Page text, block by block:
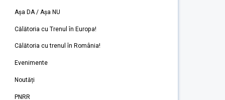
Așa DA / Așa NU
Călătoria cu Trenul în Europa!
Călătoria cu trenul în România!
Evenimente
Noutăți
PNRR